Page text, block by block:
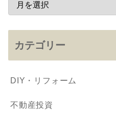
カテゴリー
DIY・リフォーム
不動産投資